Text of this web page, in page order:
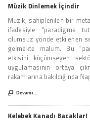
Müzik Dinlemek İçindir
Müzik, sahiplenilen bir
ifadesiyle “paradigma
olumsuz yönde etkilenen
gelmekte malum. Bu
etkisini küçümseyen
uygulamasının ortaya
rakamlarına bakıldığında
 Devamı...
Kelebek Kanadı Bacaklar!